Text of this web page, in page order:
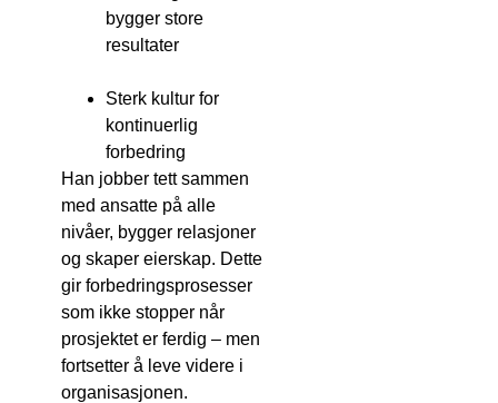
bygger store
resultater
Sterk kultur for
kontinuerlig
forbedring
Han jobber tett sammen
med ansatte på alle
nivåer, bygger relasjoner
og skaper eierskap. Dette
gir forbedringsprosesser
som ikke stopper når
prosjektet er ferdig – men
fortsetter å leve videre i
organisasjonen.